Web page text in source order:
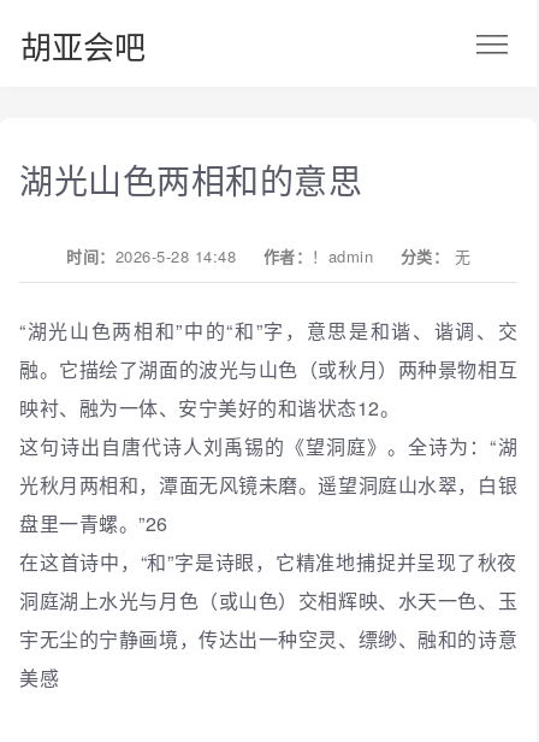
胡亚会吧
湖光山色两相和的意思
时间： 2026-5-28 14:48 作者： ！admin 分类： 无
“湖光山色两相和”中的“和”字，意思是和谐、谐调、交
融。它描绘了湖面的波光与山色（或秋月）两种景物相互
映衬、融为一体、安宁美好的和谐状态12。
这句诗出自唐代诗人刘禹锡的《望洞庭》。全诗为：“湖
光秋月两相和，潭面无风镜未磨。遥望洞庭山水翠，白银
盘里一青螺。”26
在这首诗中，“和”字是诗眼，它精准地捕捉并呈现了秋夜
洞庭湖上水光与月色（或山色）交相辉映、水天一色、玉
宇无尘的宁静画境，传达出一种空灵、缥缈、融和的诗意
美感